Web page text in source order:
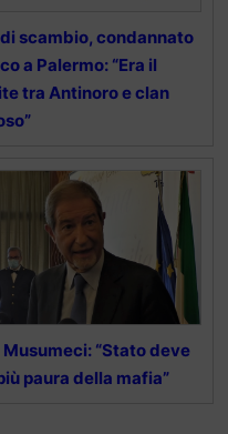
scambio, condannato
a Palermo: “Era il
tra Antinoro e clan
Musumeci: “Stato deve
paura della mafia”